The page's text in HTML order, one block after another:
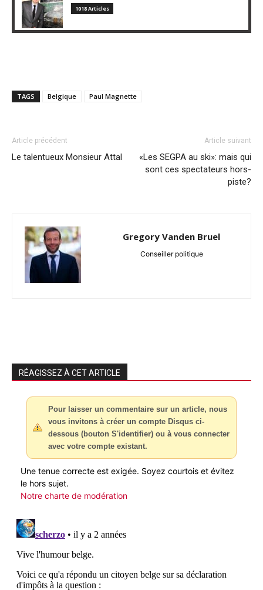
1018 Articles
TAGS Belgique Paul Magnette
Article précédent
Le talentueux Monsieur Attal
Article suivant
«Les SEGPA au ski»: mais qui
sont ces spectateurs hors-
piste?
Gregory Vanden Bruel
Conseiller politique
RÉAGISSEZ À CET ARTICLE
Pour laisser un commentaire sur un article, nous
vous invitons à créer un compte Disqus ci-
dessous (bouton S'identifier) ou à vous connecter
avec votre compte existant.
Une tenue correcte est exigée. Soyez courtois et évitez
le hors sujet.
Notre charte de modération